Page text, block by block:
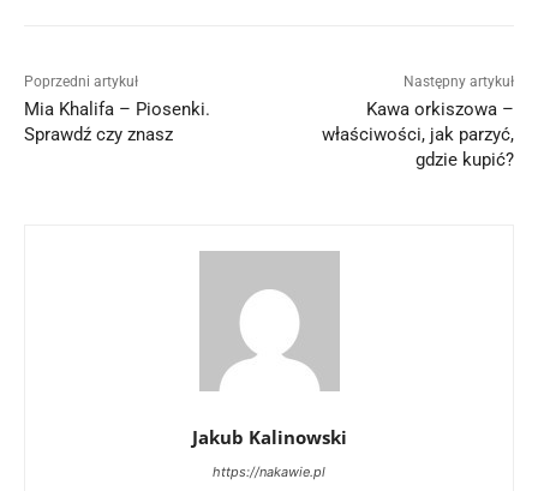
Poprzedni artykuł
Mia Khalifa – Piosenki.
Sprawdź czy znasz
Następny artykuł
Kawa orkiszowa –
właściwości, jak parzyć,
gdzie kupić?
Jakub Kalinowski
https://nakawie.pl